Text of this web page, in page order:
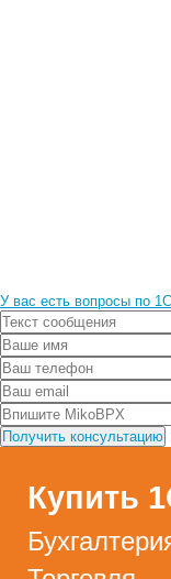
У вас есть вопросы по
Купить